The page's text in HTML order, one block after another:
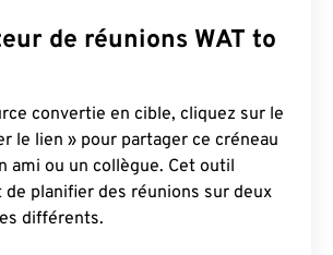
de réunions WAT to
convertie en cible, cliquez sur le
le lien » pour partager ce créneau
ami ou un collègue. Cet outil
planifier des réunions sur deux
différents.